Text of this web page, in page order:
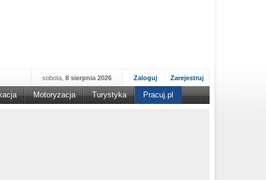
Zaloguj Zarejestruj
sobota, 8 sierpnia 2026
Motoryzacja Turystyka Pracuj.pl